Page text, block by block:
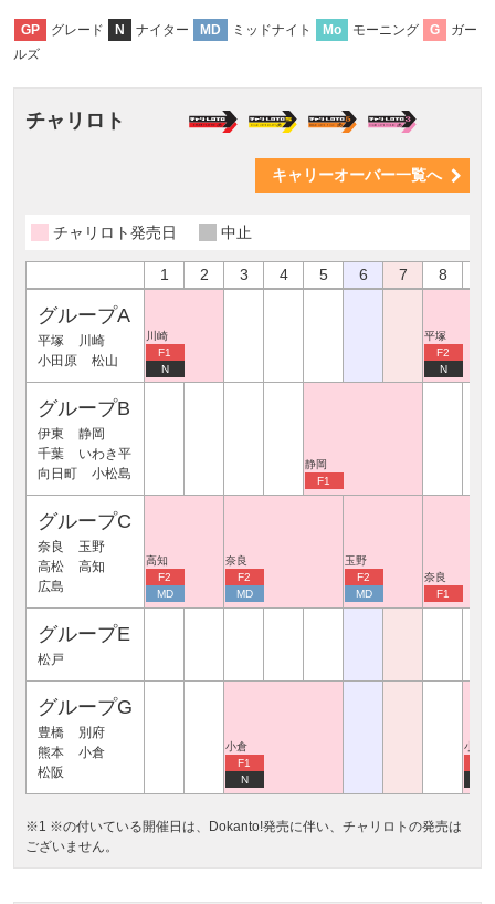
GP グレード N ナイター MD ミッドナイト Mo モーニング G
ガー
ルズ
チャリロト
キャリーオーバー一覧へ
チャリロト発売日 中止
1 2 3 4 5 6 7 8
グループA
平塚
川崎
小田原
松山
川崎
F1
N
平塚
F2
N
グループB
伊東
静岡
千葉
いわき平
向日町
小松島
静岡
F1
グループC
奈良
玉野
高松
高知
広島
高知
F2
MD
奈良
F2
MD
玉野
F2
MD
奈良
F1
グループE
松戸
グループG
豊橋
別府
熊本
小倉
松阪
小倉
F1
N
小倉
※1 ※の付いている開催日は、Dokanto!発売に伴い、チャリロトの発売は
ございません。